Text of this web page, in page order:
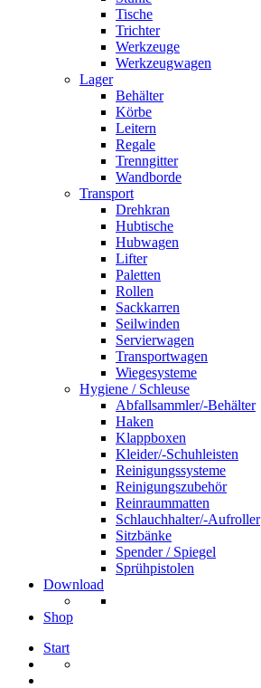
Tische
Trichter
Werkzeuge
Werkzeugwagen
Lager
Behälter
Körbe
Leitern
Regale
Trenngitter
Wandborde
Transport
Drehkran
Hubtische
Hubwagen
Lifter
Paletten
Rollen
Sackkarren
Seilwinden
Servierwagen
Transportwagen
Wiegesysteme
Hygiene / Schleuse
Abfallsammler/-Behälter
Haken
Klappboxen
Kleider/-Schuhleisten
Reinigungssysteme
Reinigungszubehör
Reinraummatten
Schlauchhalter/-Aufroller
Sitzbänke
Spender / Spiegel
Sprühpistolen
Download
Shop
Start